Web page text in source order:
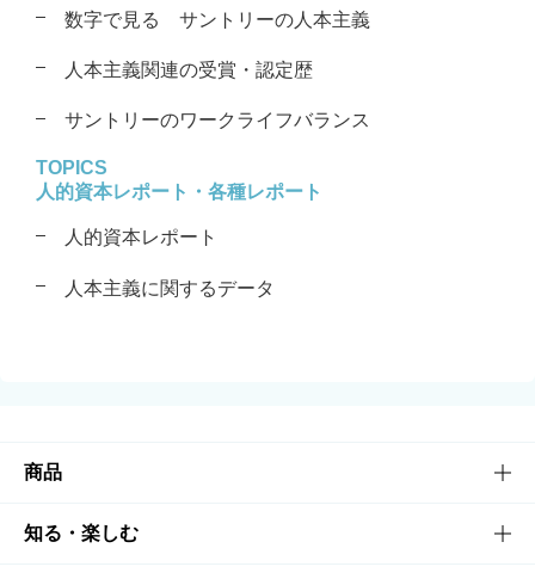
数字で見る サントリーの人本主義
人本主義関連の受賞・認定歴
サントリーのワークライフバランス
TOPICS
人的資本レポート・各種レポート
人的資本レポート
人本主義に関するデータ
商品
商品TOP
知る・楽しむ